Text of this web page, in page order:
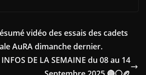
vidéo des essais des cadets
AuRA dimanche dernier.
INFOS DE LA SEMAINE du 08 au 14